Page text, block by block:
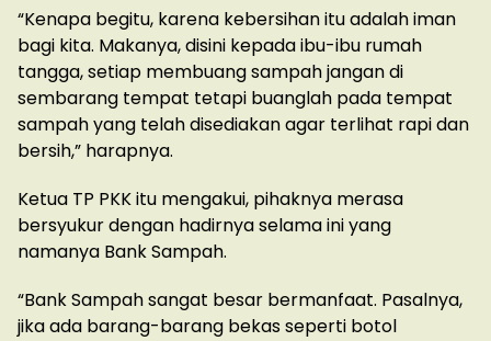
“Kenapa begitu, karena kebersihan itu adalah iman
bagi kita. Makanya, disini kepada ibu-ibu rumah
tangga, setiap membuang sampah jangan di
sembarang tempat tetapi buanglah pada tempat
sampah yang telah disediakan agar terlihat rapi dan
bersih,” harapnya.
Ketua TP PKK itu mengakui, pihaknya merasa
bersyukur dengan hadirnya selama ini yang
namanya Bank Sampah.
“Bank Sampah sangat besar bermanfaat. Pasalnya,
jika ada barang-barang bekas seperti botol